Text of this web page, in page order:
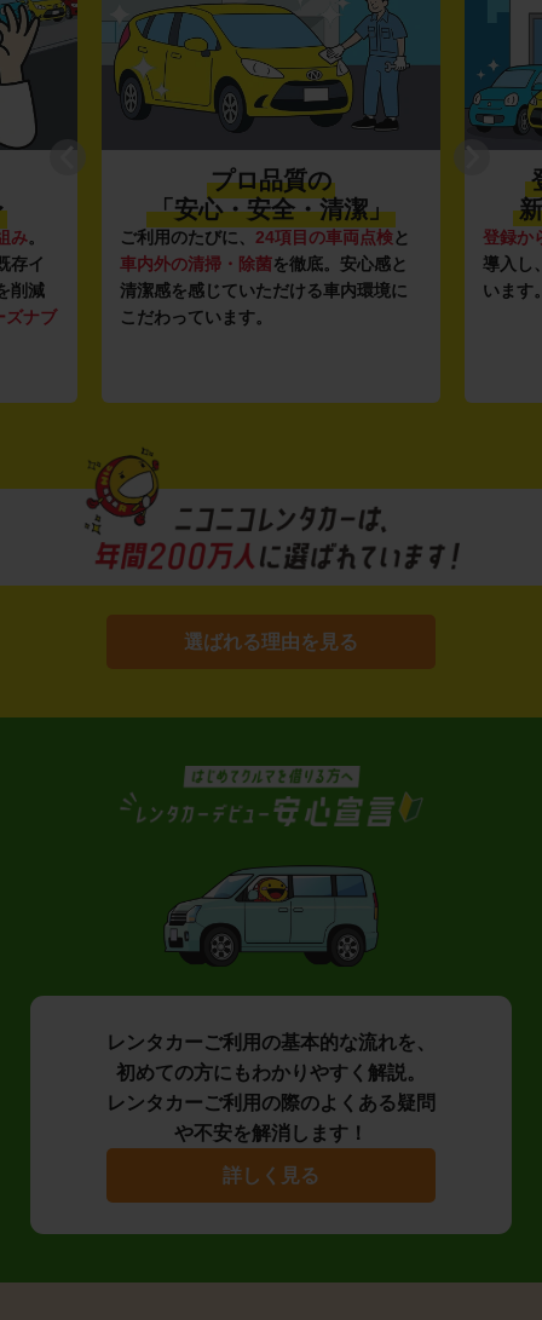
み。
存イ
削減
ズナブ
プロ品質の
「安心・安全・清潔」
ご利用のたびに、 24項目の車両点検と
車内外の清掃・除菌を徹底。安心感と
清潔感を感じていただける車内環境に
こだわっています。
登録か
導入し
います
選ばれる理由を見る
レンタカーご利用の基本的な流れを、
初めての方にもわかりやすく解説。
レンタカーご利用の際のよくある疑問
や不安を解消します！
詳しく見る